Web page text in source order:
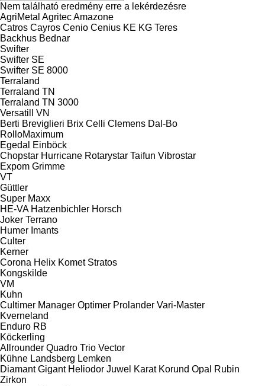
Nem található eredmény erre a lekérdezésre
AgriMetal AgritecAmazone
Catros Cayros Cenio Cenius KE KG Teres
Backhus Bednar
Swifter
Swifter SE
Swifter SE 8000
Terraland
Terraland TN
Terraland TN 3000
Versatill VN
Berti Breviglieri Brix Celli Clemens Dal-Bo
RolloMaximum
Egedal
Einböck
Chopstar Hurricane Rotarystar Taifun Vibrostar
Expom Grimme
VT
Güttler
Super Maxx
HE-VA Hatzenbichler Horsch
Joker Terrano
Humer Imants
Culter
Kerner
Corona Helix Komet Stratos
Kongskilde
VM
Kuhn
Cultimer Manager Optimer Prolander Vari-Master
Kverneland
Enduro RB
Köckerling
Allrounder Quadro Trio Vector
Kühne Landsberg Lemken
Diamant Gigant Heliodor Juwel Karat Korund Opal
Rubin
Zirkon